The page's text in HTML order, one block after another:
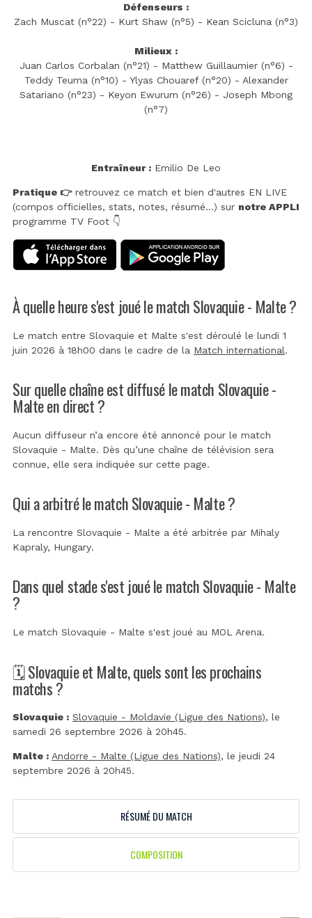
Défenseurs :
Zach Muscat (n°22) - Kurt Shaw (n°5) - Kean Scicluna (n°3)
Milieux :
Juan Carlos Corbalan (n°21) - Matthew Guillaumier (n°6) -
Teddy Teuma (n°10) - Ylyas Chouaref (n°20) - Alexander
Satariano (n°23) - Keyon Ewurum (n°26) - Joseph Mbong
(n°7)
Entraîneur : Emilio De Leo
Pratique 👉retrouvez ce match et bien d'autres EN LIVE
(compos officielles, stats, notes, résumé...) sur notre APPLI
programme TV Foot 👇
À quelle heure s'est joué le match Slovaquie - Malte ?
Le match entre Slovaquie et Malte s'est déroulé le lundi 1
juin 2026 à 18h00 dans le cadre de la Match international.
Sur quelle chaîne est diffusé le match Slovaquie -
Malte en direct ?
Aucun diffuseur n’a encore été annoncé pour le match
Slovaquie - Malte. Dès qu’une chaîne de télévision sera
connue, elle sera indiquée sur cette page.
Qui a arbitré le match Slovaquie - Malte ?
La rencontre Slovaquie - Malte a été arbitrée par Mihaly
Kapraly, Hungary.
Dans quel stade s'est joué le match Slovaquie - Malte
?
Le match Slovaquie - Malte s'est joué au MOL Arena.
🗓️ Slovaquie et Malte, quels sont les prochains
matchs ?
Slovaquie : Slovaquie - Moldavie (Ligue des Nations), le
samedi 26 septembre 2026 à 20h45.
Malte : Andorre - Malte (Ligue des Nations), le jeudi 24
septembre 2026 à 20h45.
RÉSUMÉ DU MATCH
COMPOSITION